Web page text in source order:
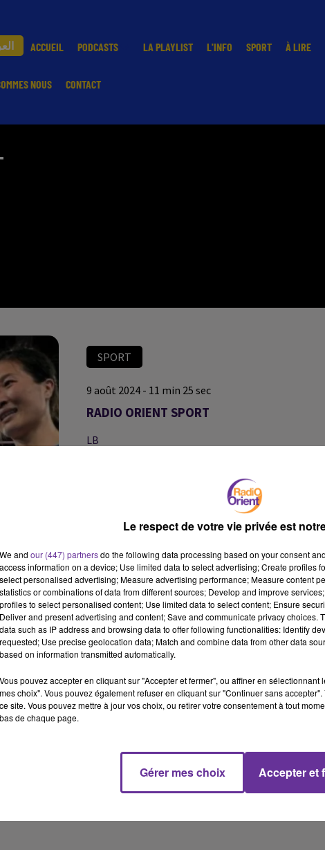
ACCUEIL PODCASTS LA PLAYLIST L'INFO SPORT À LIRE
NOUS CONTACT
SPORT
9 août 2024 - 11 min 25 sec
RADIO ORIENT SPORT
LB
À 22h51 l’Algerie attend sa médaille en or
Grâce à la boxeuse Imane Khelif qui affrontera la
finale des - 66 kg ..
Tous les détails dans votre journal du sport de
Le respect de votre vie privée est
We and our (447) partnersdo the following data processing based on your consent
access information on a device; Use limited data to select advertising; Create profiles
select personalised advertising; Measure advertising performance; Measure content
statistics or combinations of data from different sources; Develop and improve
profiles to select personalised content; Use limited data to select content; Ensure
Deliver and present advertising and content; Save and communicate privacy choices.
data such as IP address and browsing data to offer following functionalities: Identify
requested; Use precise geolocation data; Match and combine data from other data
based on information transmitted automatically.
Vous pouvez accepter en cliquant sur "Accepter et fermer", ou affiner en
mes choix". Vous pouvez également refuser en cliquant sur "Continuer sans
ce site. Vous pouvez mettre à jour vos choix, ou retirer votre consentement à tout
bas de chaque page.
Gérer mes choix Accepter et